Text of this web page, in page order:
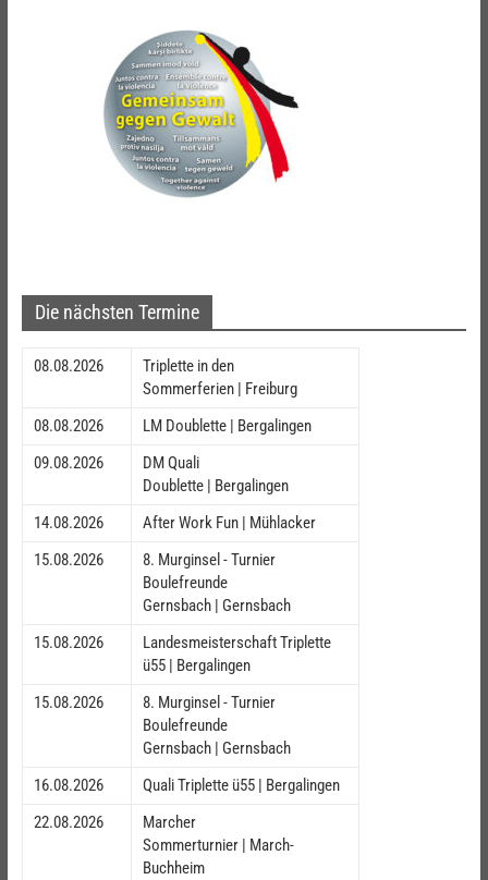
Die nächsten Termine
08.08.2026
Triplette in den
Sommerferien | Freiburg
08.08.2026
LM Doublette | Bergalingen
09.08.2026
DM Quali
Doublette | Bergalingen
14.08.2026
After Work Fun | Mühlacker
15.08.2026
8. Murginsel - Turnier
Boulefreunde
Gernsbach | Gernsbach
15.08.2026
Landesmeisterschaft Triplette
ü55 | Bergalingen
15.08.2026
8. Murginsel - Turnier
Boulefreunde
Gernsbach | Gernsbach
16.08.2026
Quali Triplette ü55 | Bergalingen
22.08.2026
Marcher
Sommerturnier | March-
Buchheim